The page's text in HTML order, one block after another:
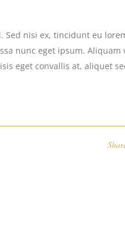
nisi ex, tincidunt eu
nunc eget ipsum. Aliquam
eget convallis at, aliquet